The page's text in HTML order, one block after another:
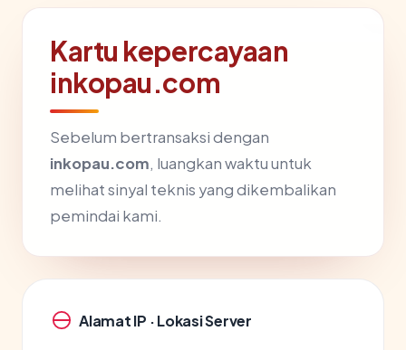
Kartu kepercayaan
inkopau.com
Sebelum bertransaksi dengan
inkopau.com, luangkan waktu untuk
melihat sinyal teknis yang dikembalikan
pemindai kami.
Alamat IP · Lokasi Server